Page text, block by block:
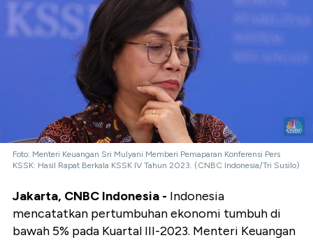
Foto: Menteri Keuangan Sri Mulyani Memberi Pemaparan Konferensi Pers
KSSK: Hasil Rapat Berkala KSSK IV Tahun 2023. (CNBC Indonesia/Tri Susilo)
Jakarta, CNBC Indonesia - Indonesia
mencatatkan pertumbuhan ekonomi tumbuh di
bawah 5% pada Kuartal III-2023. Menteri Keuangan